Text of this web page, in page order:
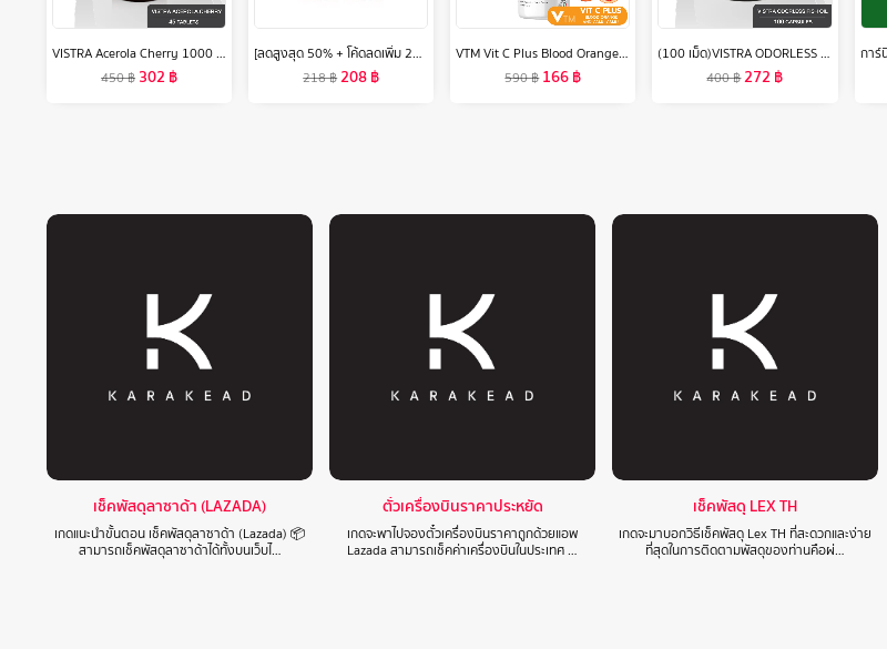
VISTRA Acerola Cherry 1000 mg & Citrus Bioflavonoids Plus - วิสทร้า อะเซโรลาเชอรี่ 1000 มก. & ซิตรัส ไบโอฟลาโวนอยด์ พลัส ( 45 เม็ด )
450฿ 302฿
[ลดสูงสุด 50% + โค้ดลดเพิ่ม 20%]นีเวีย เอ็กซ์ตร้า ไบรท์ พรีเมียม ฟราแกรนซ์ เวลเว็ท โรแมนซ์ พีโอนี โรลออน 50มล. 2 ชิ้น NIVEA
218฿208฿
VTM Vit C Plus Blood Orange and Camu Camu วิตซีส้มสีเลือดและคามู คามู วิตามินผิวขาวเด้ง ปกป้องผิวจากแสงแดด
590฿ 166฿
(100 เม็ด)VISTRA ODORLESS FISH OIL 1000 MG (BOT- 100 CAPS) วิสทร้า โอเดอร์เลส ฟิชออยด์ 1000 มก. สูตรใหม่ กลิ่นมินต์ (ขวดใหญ่ บรรจุ 100 เม็ด/ขวด)
400฿272฿
เช็คพัสดุลาซาด้า (LAZADA)
เกดแนะนำขั้นตอน เช็คพัสดุลาซาด้า (Lazada) 📦
สามารถเช็คพัสดุลาซาด้าได้ทั้งบนเว็บไ…
ตั๋วเครื่องบินราคาประหยัด
เกดจะพาไปจองตั๋วเครื่องบินราคาถูกด้วยแอพ
Lazada สามารถเช็คค่าเครื่องบินในประเทศ …
เช็คพัสดุ LEX TH
เกดจะมาบอกวิธีเช็คพัสดุ Lex TH ที่สะดวกและง่าย
ที่สุดในการติดตามพัสดุของท่านคือผ่…